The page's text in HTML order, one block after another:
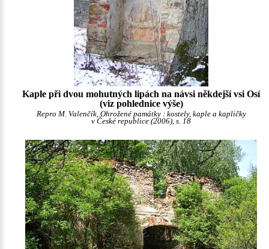
Kaple při dvou mohutných lipách na návsi někdejší vsi Osí
(viz pohlednice výše)
Repro M. Valenčík, Ohrožené památky : kostely, kaple a kapličky
v České republice (2006), s. 18